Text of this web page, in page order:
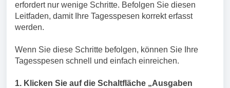
erfordert nur wenige Schritte. Befolgen Sie diesen
Leitfaden, damit Ihre Tagesspesen korrekt erfasst
werden.
Wenn Sie diese Schritte befolgen, können Sie Ihre
Tagesspesen schnell und einfach einreichen.
1. Klicken Sie auf die Schaltfläche „Ausgaben